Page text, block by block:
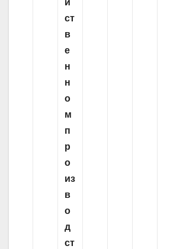
й
ст
в
е
н
н
о
м
п
р
о
из
в
о
д
ст